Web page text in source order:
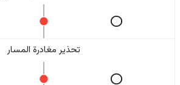
تحذير مغادرة المسار